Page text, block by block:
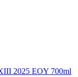
2025 EOY 700ml